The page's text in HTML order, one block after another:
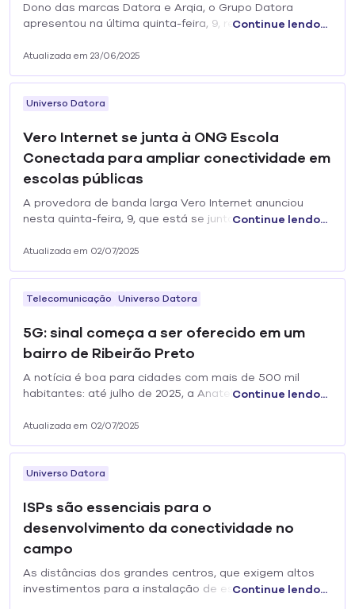
Dono das marcas Datora e Arqia, o Grupo Datora
apresentou na última quinta-feira, 9, resultados
de conectividade e serviços somou...
Continue lendo...
Atualizada em 23/06/2025
Universo Datora
Vero Internet se junta à ONG Escola
Conectada para ampliar conectividade em
escolas públicas
A provedora de banda larga Vero Internet anunciou
nesta quinta-feira, 9, que está se juntando ao Instituto
conectividade na rede pública de ensino.
Continue lendo...
Atualizada em 02/07/2025
Telecomunicação Universo Datora
5G: sinal começa a ser oferecido em um
bairro de Ribeirão Preto
A notícia é boa para cidades com mais de 500 mil
habitantes: até julho de 2025, a Anatel determinou que
Continue lendo...
Atualizada em 02/07/2025
Universo Datora
ISPs são essenciais para o
desenvolvimento da conectividade no
campo
As distâncias dos grandes centros, que exigem altos
investimentos para a instalação de estruturasContinue lendo...